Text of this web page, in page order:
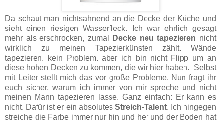
Da schaut man nichtsahnend an die Decke der Küche und
sieht einen riesigen Wasserfleck. Ich war ehrlich gesagt
mehr als erschrocken, zumal
Decke neu tapezieren nicht
wirklich zu meinen Tapezierkünsten zählt. Wände
tapezieren, kein Problem, aber ich bin nicht Flipp um an
diese hohen Decken zu kommen, die wir hier haben. Selbst
mit Leiter stellt mich das vor große Probleme. Nun fragt ihr
euch sicher, warum ich immer von mir spreche und nicht
meinen Mann tapezieren lasse. Ganz einfach: Er kann es
nicht. Dafür ist er ein absolutes Streich-Talent. Ich hingegen
streiche die Farbe immer nur hin und her und der Boden hat